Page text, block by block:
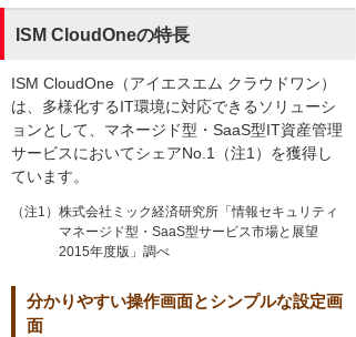
ISM CloudOneの特長
ISM CloudOne（アイエスエム クラウドワン）
は、多様化するIT環境に対応できるソリューシ
ョンとして、マネージド型・SaaS型IT資産管理
サービスにおいてシェアNo.1（注1）を獲得し
ています。
（注1）株式会社ミック経済研究所「情報セキュリティ
マネージド型・SaaS型サービス市場と展望
2015年度版」調べ
分かりやすい操作画面とシンプルな設定画
面